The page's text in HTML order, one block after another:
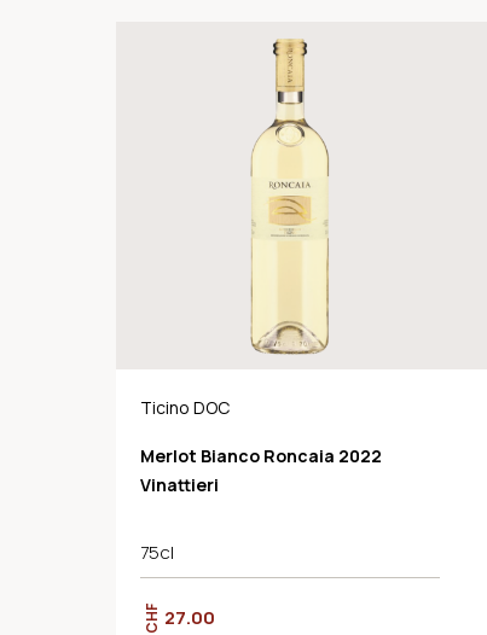
Ticino DOC
Merlot Bianco Roncaia 2022
Vinattieri
75cl
CHF 27.00